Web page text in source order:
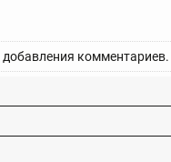
добавления комментариев.